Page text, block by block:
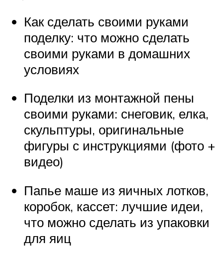
Как сделать своими руками
поделку: что можно сделать
своими руками в домашних
условиях
Поделки из монтажной пены
своими руками: снеговик, елка,
скульптуры, оригинальные
фигуры с инструкциями (фото +
видео)
Папье маше из яичных лотков,
коробок, кассет: лучшие идеи,
что можно сделать из упаковки
для яиц